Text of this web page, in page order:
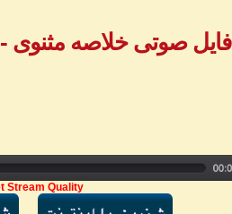
فایل صوتی خلاصه مثنوی - بخش ۵ -
Stream Quality